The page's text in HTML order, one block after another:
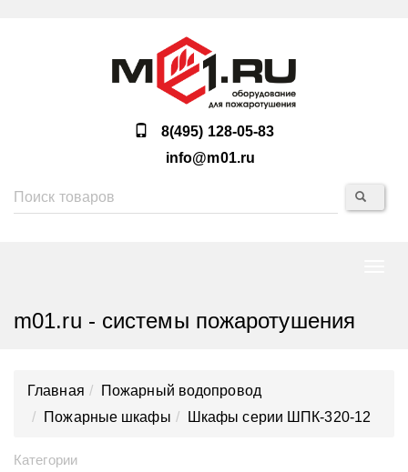
8(495) 128-05-83
info@m01.ru
m01.ru - системы пожаротушения
Главная
Пожарный водопровод
Пожарные шкафы
Шкафы серии ШПК-320-12
Категории